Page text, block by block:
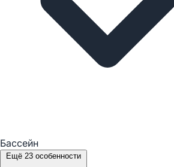
Бассейн
Ещё 23 особенности